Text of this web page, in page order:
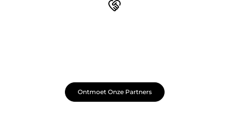
Ontmoet Onze Partners